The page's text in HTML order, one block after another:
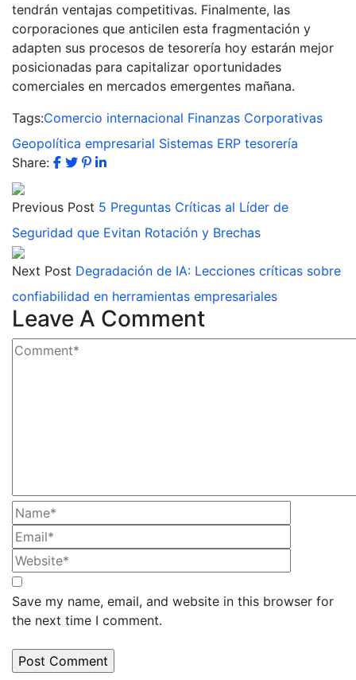
tendrán ventajas competitivas. Finalmente, las
corporaciones que anticilen esta fragmentación y
adapten sus procesos de tesorería hoy estarán mejor
posicionadas para capitalizar oportunidades
comerciales en mercados emergentes mañana.
Tags:Comercio internacional Finanzas Corporativas
Geopolítica empresarial Sistemas ERP tesorería
Share:
Previous Post 5 Preguntas Críticas al Líder de
Seguridad que Evitan Rotación y Brechas
Next Post Degradación de IA: Lecciones críticas sobre
confiabilidad en herramientas empresariales
Leave A Comment
Save my name, email, and website in this browser for
the next time I comment.